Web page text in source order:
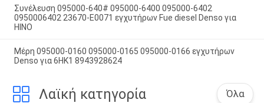
Συνέλευση 095000-640# 095000-6400 095000-6402
0950006402 23670-E0071 εγχυτήρων Fue diesel Denso για
HINO
Μέρη 095000-0160 095000-0165 095000-0166 εγχυτήρων
Denso για 6HK1 8943928624
Λαϊκή κατηγορία Όλα